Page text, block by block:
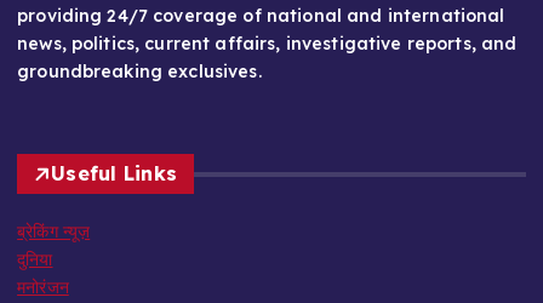
providing 24/7 coverage of national and international
news, politics, current affairs, investigative reports, and
groundbreaking exclusives.
Useful Links
ब्रेकिंग न्यूज़
दुनिया
मनोरंजन